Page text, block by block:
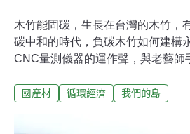
木竹能固碳，生長在台灣的木竹，
碳中和的時代，負碳木竹如何建構
CNC量測儀器的運作聲，與老藝師
在每張木椅上。「一個成品開發到
國產材 循環經濟 我們的島